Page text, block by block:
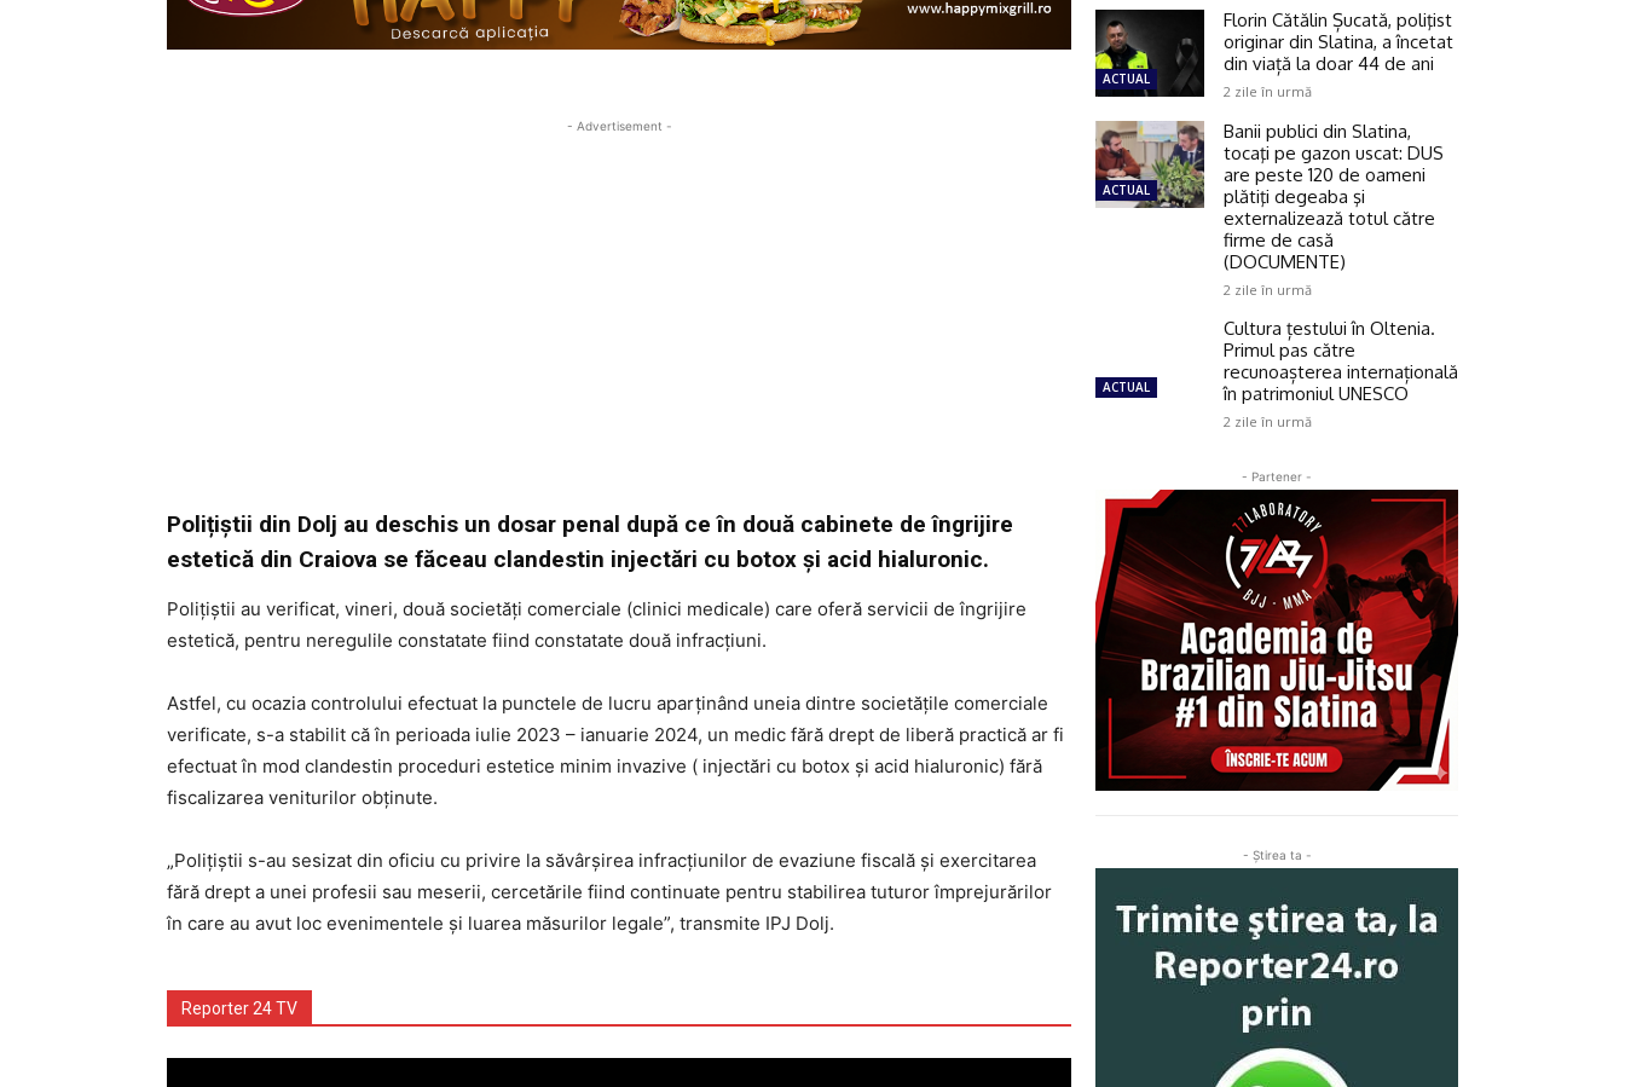
- Advertisement -
Polițiștii din Dolj au deschis un dosar penal după ce în două cabinete de îngrijire
estetică din Craiova se făceau clandestin injectări cu botox și acid hialuronic.
Polițiștii au verificat, vineri, două societăţi comerciale (clinici medicale) care oferă servicii de îngrijire
estetică, pentru neregulile constatate fiind constatate două infracţiuni.
Astfel, cu ocazia controlului efectuat la punctele de lucru aparținând uneia dintre societățile comerciale
verificate, s-a stabilit că în perioada iulie 2023 – ianuarie 2024, un medic fără drept de liberă practică ar fi
efectuat în mod clandestin proceduri estetice minim invazive ( injectări cu botox și acid hialuronic) fără
fiscalizarea veniturilor obținute.
„Polițiștii s-au sesizat din oficiu cu privire la săvârșirea infracțiunilor de evaziune fiscală și exercitarea
fără drept a unei profesii sau meserii, cercetările fiind continuate pentru stabilirea tuturor împrejurărilor
în care au avut loc evenimentele și luarea măsurilor legale”, transmite IPJ Dolj.
Reporter 24 TV
ACTUAL
Florin Cătălin Șucată, poliţist
originar din Slatina, a încetat
din viață la doar 44 de ani
2 zile în urmă
ACTUAL
Banii publici din Slatina,
tocaţi pe gazon uscat: DUS
are peste 120 de oameni
plătiţi degeaba şi
externalizează totul către
firme de casă
(DOCUMENTE)
2 zile în urmă
ACTUAL
Cultura țestului în Oltenia.
Primul pas către
recunoașterea internațională
în patrimoniul UNESCO
2 zile în urmă
- Partener -
- Ştirea ta -